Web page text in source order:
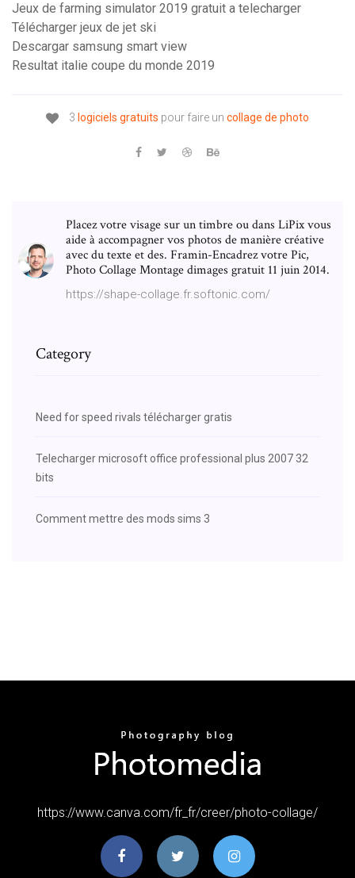
Jeux de farming simulator 2019 gratuit a telecharger
Télécharger jeux de jet ski
Descargar samsung smart view
Resultat italie coupe du monde 2019
3 logiciels gratuits pour faire un collage de photo
Placez votre visage sur un timbre ou dans LiPix vous
aide à accompagner vos photos de manière créative
avec du texte et des. Framin-Encadrez votre Pic,
Photo Collage Montage dimages gratuit 11 juin 2014.
https://shape-collage.fr.softonic.com/
Category
Need for speed rivals télécharger gratis
Telecharger microsoft office professional plus 2007 32
bits
Comment mettre des mods sims 3
https://www.canva.com/fr_fr/creer/photo-collage/